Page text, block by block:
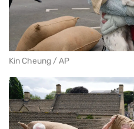
Kin Cheung / AP